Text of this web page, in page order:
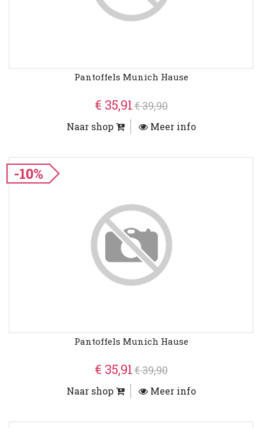
Pantoffels Munich Hause
€ 35,91€ 39,90
Naar shop Meer info
-10%
Pantoffels Munich Hause
€ 35,91€ 39,90
Naar shop Meer info